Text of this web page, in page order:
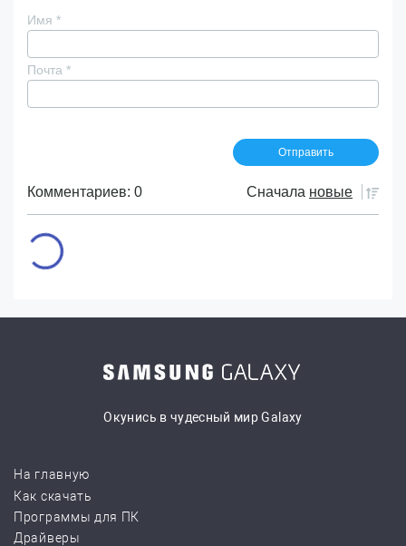
Имя *
Почта *
Комментариев: 0 Сначала новые
Окунись в чудесный мир Galaxy
На главную
Как скачать
Программы для ПК
Драйверы